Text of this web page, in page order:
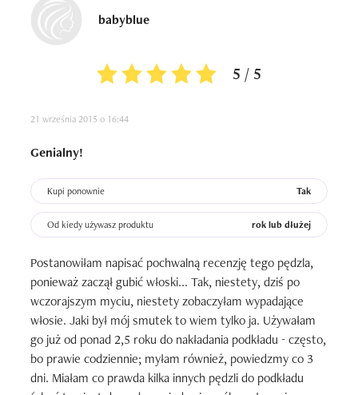
babyblue
5 / 5
21 września 2015 o 16:44
Genialny!
Kupi ponownie Tak
Od kiedy używasz produktu rok lub dłużej
Postanowiłam napisać pochwalną recenzję tego pędzla,
ponieważ zaczął gubić włoski... Tak, niestety, dziś po
wczorajszym myciu, niestety zobaczyłam wypadające
włosie. Jaki był mój smutek to wiem tylko ja. Używałam
go już od ponad 2,5 roku do nakładania podkładu - często,
bo prawie codziennie; myłam również, powiedzmy co 3
dni. Miałam co prawda kilka innych pędzli do podkładu